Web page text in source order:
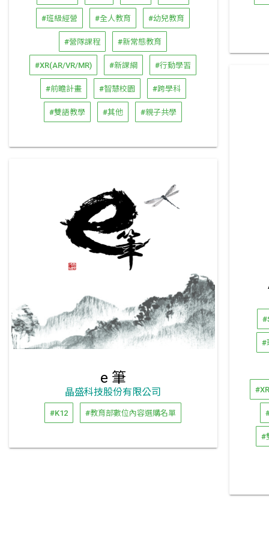
#班級經營 #全人教育 #幼兒教育
#營隊課程 #新常態教育
#XR(AR/VR/MR) #新課綱 #行動學習
#前瞻計畫 #智慧校園 #跨學科
#雙語教學 #其他 #親子共學
#
#
e 筆
晶盛科技股份有限公司
#K12 #教育部數位內容選購名單